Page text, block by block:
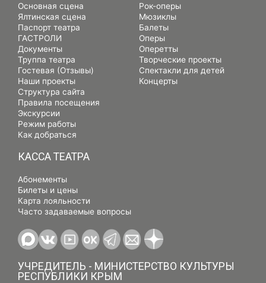
Основная сцена
Ялтинская сцена
Паспорт театра
ГАСТРОЛИ
Документы
Труппа театра
Гостевая (Отзывы)
Наши проекты
Структура сайта
Правила посещения
Экскурсии
Режим работы
Как добраться
Рок-оперы
Мюзиклы
Балеты
Оперы
Оперетты
Творческие проекты
Спектакли для детей
Концерты
КАССА ТЕАТРА
Абонементы
Билеты и цены
Карта лояльности
Часто задаваемые вопросы
УЧРЕДИТЕЛЬ - МИНИСТЕРСТВО КУЛЬТУРЫ
РЕСПУБЛИКИ КРЫМ